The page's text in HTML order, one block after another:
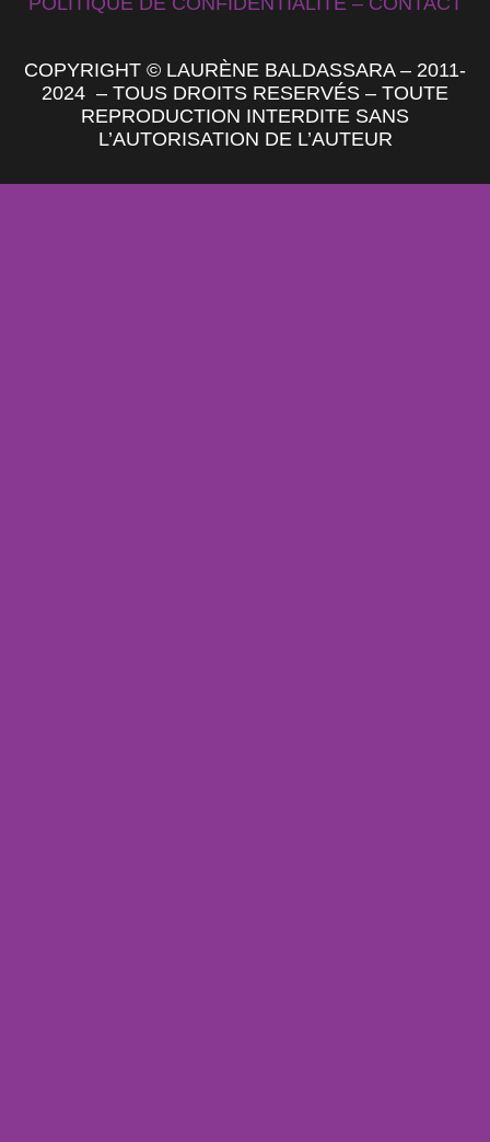
COPYRIGHT © LAURÈNE BALDASSARA – 2011-
2024 – TOUS DROITS RESERVÉS – TOUTE
REPRODUCTION INTERDITE SANS
L’AUTORISATION DE L’AUTEUR